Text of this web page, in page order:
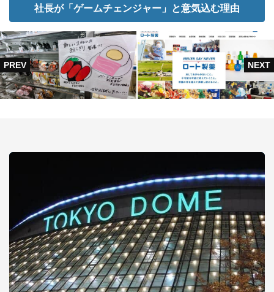
社長が「ゲームチェンジャー」と意気込む理由